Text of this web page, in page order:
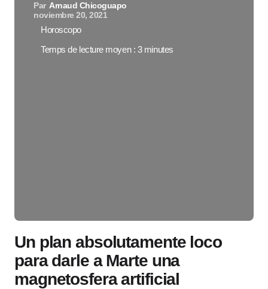
Par Arnaud Chicoguapo
noviembre 20, 2021
Horoscopo
Temps de lecture moyen : 3 minutes
Un plan absolutamente loco
para darle a Marte una
magnetosfera artificial